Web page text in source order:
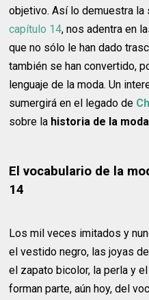
objetivo. Así lo demuestra la
capítulo 14, nos adentra en
que no sólo le han dado
también se han convertido,
lenguaje de la moda. Un
sumergirá en el legado de
sobre la historia de la moda
El vocabulario de la
14
Los mil veces imitados y
el vestido negro, las joyas
el zapato bicolor, la perla y
forman parte, aún hoy, del